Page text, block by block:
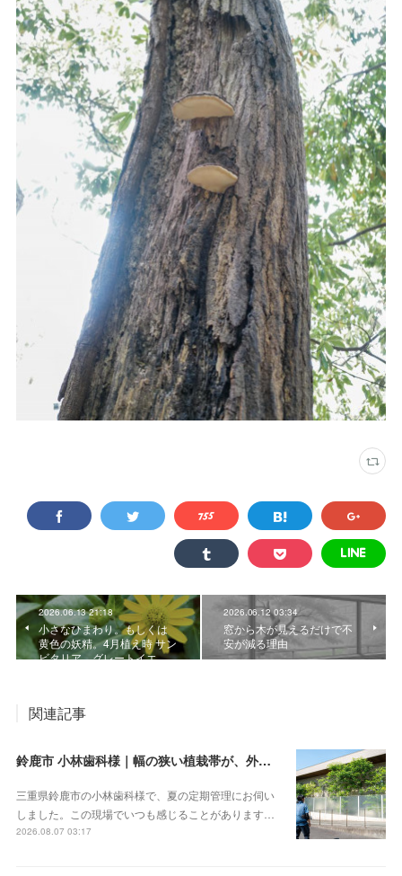
2026.06.13 21:18
小さなひまわり。もしくは
黄色の妖精。4月植え時 サン
ビタリア グレートイエ…
2026.06.12 03:34
窓から木が見えるだけで不
安が減る理由
関連記事
鈴鹿市 小林歯科様｜幅の狭い植栽帯が、外から見ると緑の壁になる
三重県鈴鹿市の小林歯科様で、夏の定期管理にお伺い
しました。この現場でいつも感じることがあります…
2026.08.07 03:17